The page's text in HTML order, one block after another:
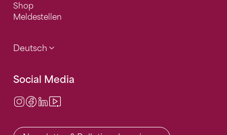
Shop
Meldestellen
Deutsch
Social Media
Instagram
Facebook
LinkedIn